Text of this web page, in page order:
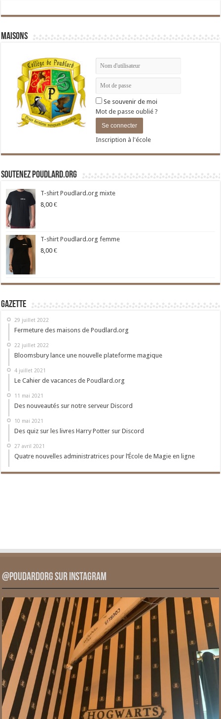
Maisons
Se souvenir de moi
Mot de passe oublié ?
Inscription à l'école
Soutenez Poudlard.org
T-shirt Poudlard.org mixte
8,00 €
T-shirt Poudlard.org femme
8,00 €
Gazette
29 juillet 2022
Fermeture des maisons de Poudlard.org
22 juillet 2022
Bloomsbury lance une nouvelle plateforme magique
4 juillet 2021
Le Cahier de vacances de Poudlard.org
11 mai 2021
Des nouveautés sur notre serveur Discord
10 mai 2021
Des quiz sur les livres Harry Potter sur Discord
27 avril 2021
Quatre nouvelles administratrices pour l’École de Magie en ligne
@PoudardOrg sur Instagram